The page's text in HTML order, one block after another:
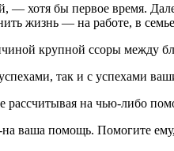
— хотя бы первое время.
жизнь — на работе, в
крупной ссоры между
так и с успехами
рассчитывая на чью-либо
ваша помощь. Помогите